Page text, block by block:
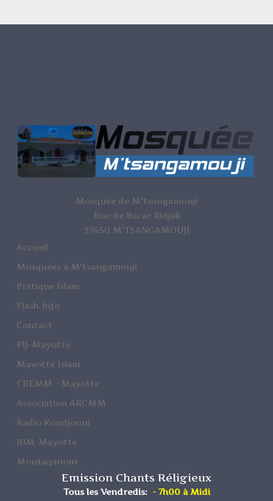
Mosquée de M'tsangamouji
Rue de Bacar Ridjali
97650 M'TSANGAMOUJI
Accueil
Mosquées à M'tsangamouji
Pratique Islam
Flash Info
Contact
PIJ-Mayotte
Mayotte Islam
CREMM - Mayotte
Association ARCMM
Radio Koudjouni
RIM-Mayotte
Moutaqanour
Emission Chants Réligieux
Tous les Vendredis: - 7h00 à Midi